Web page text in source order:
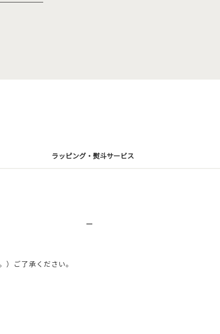
ラッピング・熨斗サービス
ご了承ください。